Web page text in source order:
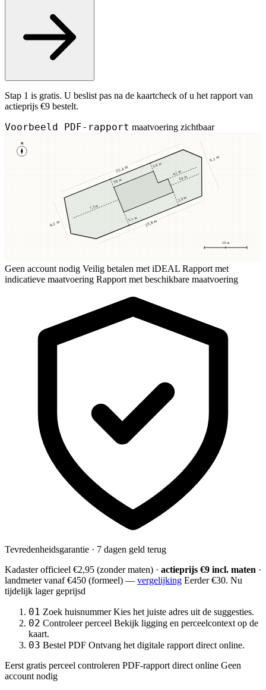
Stap 1 is gratis. U beslist pas na de kaartcheck of u het rapport van
actieprijs €9 bestelt.
Voorbeeld PDF-rapport maatvoering zichtbaar
N
10 m
3,8 m
3,8 m
5,1 m
2,9 m
7,2 m
3,4 m
4,1 m
25,4 m
23,8 m
8,2 m
9,1 m
Geen account nodig Veilig betalen met iDEAL Rapport met
indicatieve maatvoering Rapport met beschikbare maatvoering
Tevredenheidsgarantie · 7 dagen geld terug
Kadaster officieel €2,95 (zonder maten) · actieprijs €9 incl. maten ·
landmetervanaf €450 (formeel) — vergelijking Eerder €30. Nu
tijdelijk lager geprijsd
01 Zoek huisnummer Kies het juiste adres uit de suggesties.
02 Controleer perceel Bekijk ligging en perceelcontext op de
kaart.
03 Bestel PDF Ontvang het digitale rapport direct online.
Eerst gratis perceel controleren PDF-rapport direct online Geen
account nodig